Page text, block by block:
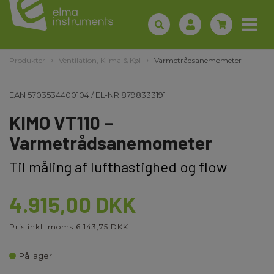
Produkter Ventilation, Klima & Køl Varmetrådsanemometer
EAN 5703534400104/EL-NR 8798333191
KIMO VT110 –
Varmetrådsanemometer
Til måling af lufthastighed og flow
4.915,00 DKK
Pris inkl. moms 6.143,75 DKK
På lager